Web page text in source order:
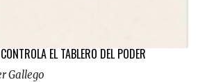
EL TABLERO DEL PODER
Gallego